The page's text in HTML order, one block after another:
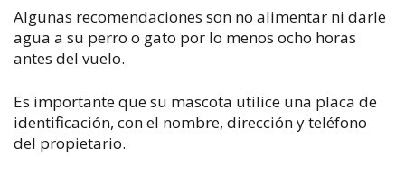
Algunas recomendaciones son no alimentar ni darle
agua a su perro o gato por lo menos ocho horas
antes del vuelo.
Es importante que su mascota utilice una placa de
identificación, con el nombre, dirección y teléfono
del propietario.